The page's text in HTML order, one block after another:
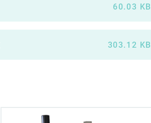
60.03 KB
303.12 KB